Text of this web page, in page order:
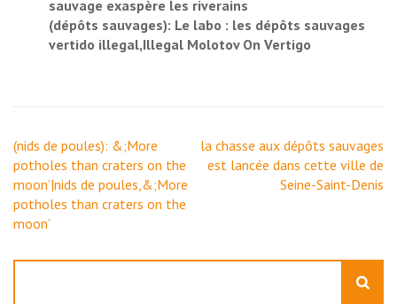
sauvage exaspère les riverains
(dépôts sauvages): Le labo : les dépôts sauvages
vertido illegal,Illegal Molotov On Vertigo
Navigation
de
l’article
(nids de poules): &;More
potholes than craters on the
moon’|nids de poules,&;More
potholes than craters on the
moon’
la chasse aux dépôts sauvages
est lancée dans cette ville de
Seine-Saint-Denis